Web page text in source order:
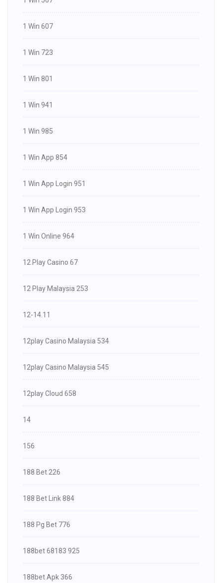
1 Win 607
1 Win 723
1 Win 801
1 Win 941
1 Win 985
1 Win App 854
1 Win App Login 951
1 Win App Login 953
1 Win Online 964
12 Play Casino 67
12 Play Malaysia 253
12-14.11
12play Casino Malaysia 534
12play Casino Malaysia 545
12play Cloud 658
14
156
188 Bet 226
188 Bet Link 884
188 Pg Bet 776
188bet 68183 925
188bet Apk 366